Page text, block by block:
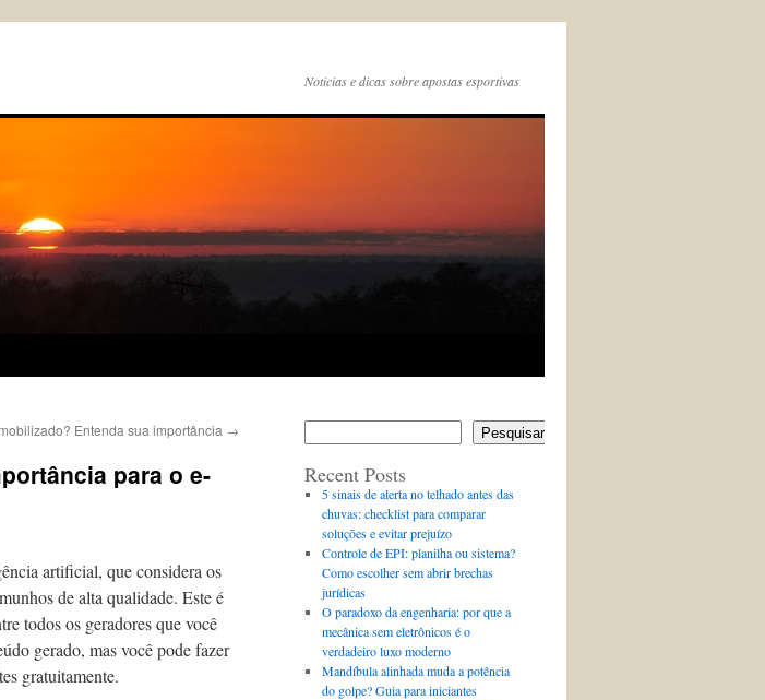
Noticias e dicas sobre apostas esportivas
Entenda sua importância →
para o e-
artificial, que considera os
de alta qualidade. Este é
todos os geradores que você
gerado, mas você pode fazer
gratuitamente.
Pesquisar
Recent Posts
5 sinais de alerta no telhado antes das
chuvas: checklist para comparar
soluções e evitar prejuízo
Controle de EPI: planilha ou sistema?
Como escolher sem abrir brechas
jurídicas
O paradoxo da engenharia: por que a
mecânica sem eletrônicos é o
verdadeiro luxo moderno
Mandíbula alinhada muda a potência
do golpe? Guia para iniciantes